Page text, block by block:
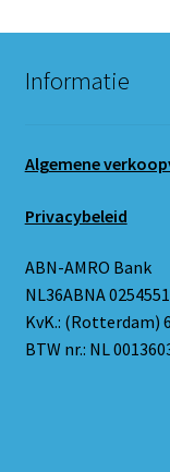
Informatie
Algemene
Privacybeleid
ABN-AMRO Bank
NL36ABNA
KvK.: (Rotterdam)
BTW nr.: NL